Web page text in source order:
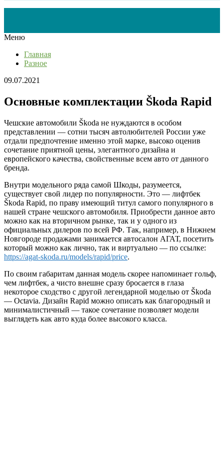
Меню
Главная
Разное
09.07.2021
Основные комплектации Škoda Rapid
Чешские автомобили Škoda не нуждаются в особом
представлении — сотни тысяч автолюбителей России уже
отдали предпочтение именно этой марке, высоко оценив
сочетание приятной цены, элегантного дизайна и
европейского качества, свойственные всем авто от данного
бренда.
Внутри модельного ряда самой Шкоды, разумеется,
существует свой лидер по популярности. Это — лифтбек
Škoda Rapid, по праву имеющий титул самого популярного в
нашей стране чешского автомобиля. Приобрести данное авто
можно как на вторичном рынке, так и у одного из
официальных дилеров по всей РФ. Так, например, в Нижнем
Новгороде продажами занимается автосалон АГАТ, посетить
который можно как лично, так и виртуально — по ссылке:
https://agat-skoda.ru/models/rapid/price.
По своим габаритам данная модель скорее напоминает гольф,
чем лифтбек, а чисто внешне сразу бросается в глаза
некоторое сходство с другой легендарной моделью от Škoda
— Octavia. Дизайн Rapid можно описать как благородный и
минималистичный — такое сочетание позволяет модели
выглядеть как авто куда более высокого класса.